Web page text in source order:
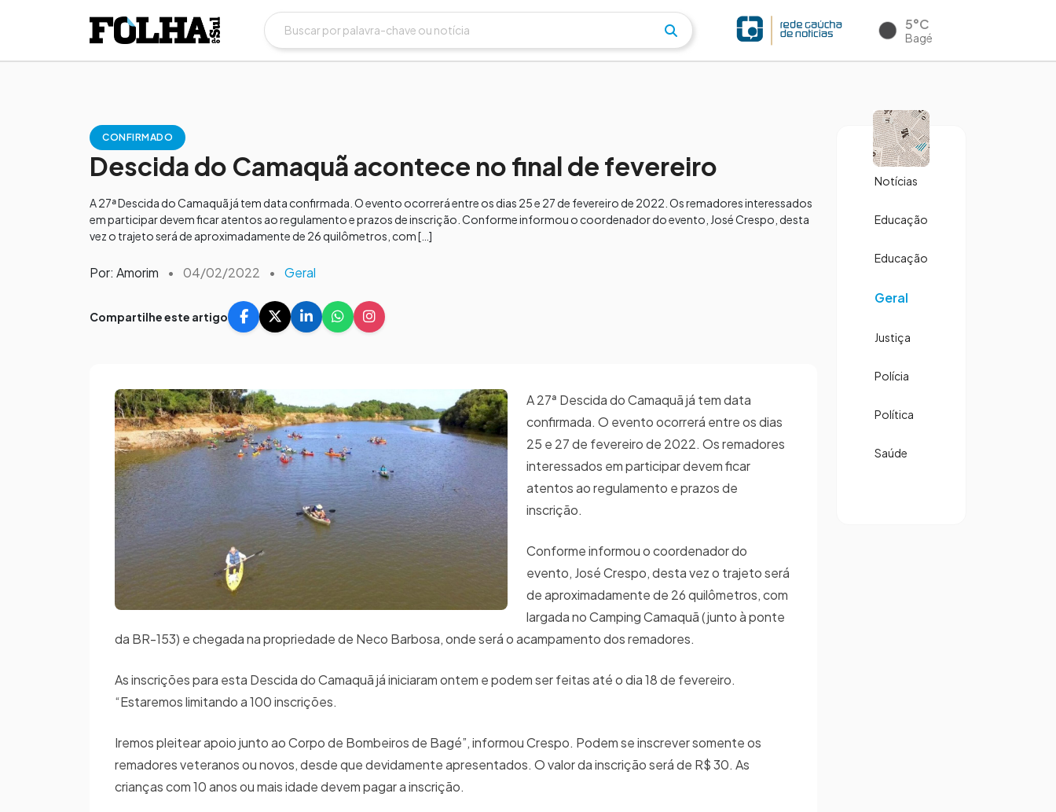
5°C
Bagé
CONFIRMADO
Descida do Camaquã acontece no final de fevereiro
A 27ª Descida do Camaquã já tem data confirmada. O evento ocorrerá entre os dias 25 e 27 de fevereiro de 2022. Os remadores interessados
em participar devem ficar atentos ao regulamento e prazos de inscrição. Conforme informou o coordenador do evento, José Crespo, desta
vez o trajeto será de aproximadamente de 26 quilômetros, com […]
Por: Amorim • 04/02/2022 • Geral
Compartilhe este artigo
A 27ª Descida do Camaquã já tem data
confirmada. O evento ocorrerá entre os dias
25 e 27 de fevereiro de 2022. Os remadores
interessados em participar devem ficar
atentos ao regulamento e prazos de
inscrição.
Conforme informou o coordenador do
evento, José Crespo, desta vez o trajeto será
de aproximadamente de 26 quilômetros, com
largada no Camping Camaquã (junto à ponte
da BR-153) e chegada na propriedade de Neco Barbosa, onde será o acampamento dos remadores.
As inscrições para esta Descida do Camaquã já iniciaram ontem e podem ser feitas até o dia 18 de fevereiro.
“Estaremos limitando a 100 inscrições.
Iremos pleitear apoio junto ao Corpo de Bombeiros de Bagé”, informou Crespo. Podem se inscrever somente os
remadores veteranos ou novos, desde que devidamente apresentados. O valor da inscrição será de R$ 30. As
crianças com 10 anos ou mais idade devem pagar a inscrição.
Notícias
Educação
Educação
Geral
Justiça
Polícia
Política
Saúde